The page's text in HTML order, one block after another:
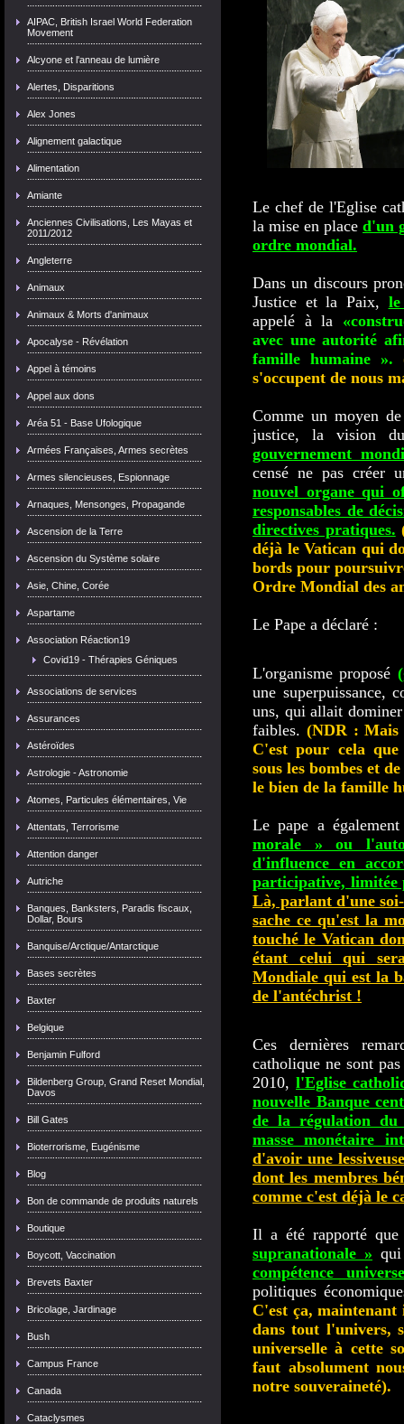
AIPAC, British Israel World Federation
Movement
Alcyone et l'anneau de lumière
Alertes, Disparitions
Alex Jones
Alignement galactique
Alimentation
Amiante
Anciennes Civilisations, Les Mayas et
2011/2012
Angleterre
Animaux
Animaux & Morts d'animaux
Apocalyse - Révélation
Appel à témoins
Appel aux dons
Aréa 51 - Base Ufologique
Armées Françaises, Armes secrètes
Armes silencieuses, Espionnage
Arnaques, Mensonges, Propagande
Ascension de la Terre
Ascension du Système solaire
Asie, Chine, Corée
Aspartame
Association Réaction19
Covid19 - Thérapies Géniques
Associations de services
Assurances
Astéroïdes
Astrologie - Astronomie
Atomes, Particules élémentaires, Vie
Attentats, Terrorisme
Attention danger
Autriche
Banques, Banksters, Paradis fiscaux,
Dollar, Bours
Banquise/Arctique/Antarctique
Bases secrètes
Baxter
Belgique
Benjamin Fulford
Bildenberg Group, Grand Reset Mondial,
Davos
Bill Gates
Bioterrorisme, Eugénisme
Blog
Bon de commande de produits naturels
Boutique
Boycott, Vaccination
Brevets Baxter
Bricolage, Jardinage
Bush
Campus France
Canada
Cataclysmes
Le chef de l'Eglise
la mise en place d'un
ordre mondial.
Dans un discours
Justice et la Paix,
appelé à la
avec une autorité
famille humaine ».
s'occupent de nous
Comme un moyen
justice, la vision
gouvernement
censé ne pas créer
nouvel organe qui
responsables de
directives pratiques.
déjà le Vatican qui
bords pour
Ordre Mondial des
Le Pape a déclaré :
L'organisme proposé
une superpuissance,
uns, qui allait
faibles. (NDR :Mais
C'est pour cela que
sous les bombes et
le bien de la famille
Le pape a
morale » ou
d'influence en
participative,
Là, parlant d'une
sache ce qu'est la
touché le Vatican
étant celui qui
Mondiale qui est la
de l'antéchrist !
Ces dernières
catholique ne sont
2010, l'Eglise
nouvelle Banque
de la régulation
masse monétaire
d'avoir une
dont les membres
comme c'est déjà le
Il a été rapporté
supranationale »
compétence
politiques
C'est ça,
dans tout l'univers,
universelle à cette
faut absolument
notre souveraineté).